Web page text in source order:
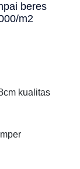
beres
m2
kualitas